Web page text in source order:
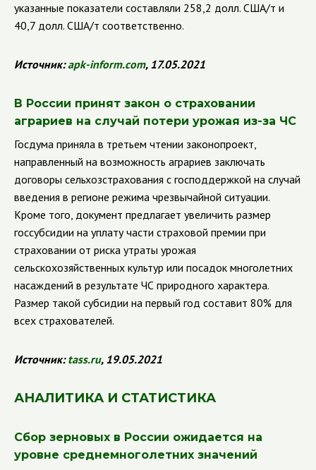
указанные показатели составляли 258,2 долл. США/т и
40,7 долл. США/т соответственно.
Источник:apk-inform.com, 17.05.2021
В России принят закон о страховании
аграриев на случай потери урожая из-за ЧС
Госдума приняла в третьем чтении законопроект,
направленный на возможность аграриев заключать
договоры сельхозстрахования с господдержкой на случай
введения в регионе режима чрезвычайной ситуации.
Кроме того, документ предлагает увеличить размер
госсубсидии на уплату части страховой премии при
страховании от риска утраты урожая
сельскохозяйственных культур или посадок многолетних
насаждений в результате ЧС природного характера.
Размер такой субсидии на первый год составит 80% для
всех страхователей.
Источник:tass.ru, 19.05.2021
АНАЛИТИКА И СТАТИСТИКА
Сбор зерновых в России ожидается на
уровне среднемноголетних значений